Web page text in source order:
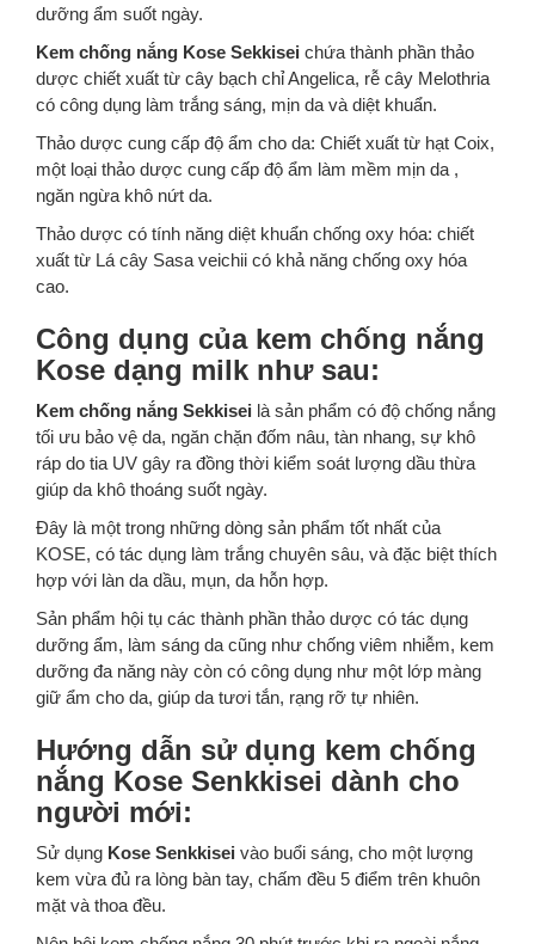
dưỡng ẩm suốt ngày.
Kem chống nắng Kose Sekkisei chứa thành phần thảo
dược chiết xuất từ cây bạch chỉ Angelica, rễ cây Melothria
có công dụng làm trắng sáng, mịn da và diệt khuẩn.
Thảo dược cung cấp độ ẩm cho da: Chiết xuất từ hạt Coix,
một loại thảo dược cung cấp độ ẩm làm mềm mịn da ,
ngăn ngừa khô nứt da.
Thảo dược có tính năng diệt khuẩn chống oxy hóa: chiết
xuất từ Lá cây Sasa veichii có khả năng chống oxy hóa
cao.
Công dụng của kem chống nắng
Kose dạng milk như sau:
Kem chống nắng Sekkisei là sản phẩm có độ chống nắng
tối ưu bảo vệ da, ngăn chặn đốm nâu, tàn nhang, sự khô
ráp do tia UV gây ra đồng thời kiểm soát lượng dầu thừa
giúp da khô thoáng suốt ngày.
Đây là một trong những dòng sản phẩm tốt nhất của
KOSE, có tác dụng làm trắng chuyên sâu, và đặc biệt thích
hợp với làn da dầu, mụn, da hỗn hợp.
Sản phẩm hội tụ các thành phần thảo dược có tác dụng
dưỡng ẩm, làm sáng da cũng như chống viêm nhiễm, kem
dưỡng đa năng này còn có công dụng như một lớp màng
giữ ẩm cho da, giúp da tươi tắn, rạng rỡ tự nhiên.
Hướng dẫn sử dụng kem chống
nắng Kose Senkkisei dành cho
người mới:
Sử dụng Kose Senkkisei vào buổi sáng, cho một lượng
kem vừa đủ ra lòng bàn tay, chấm đều 5 điểm trên khuôn
mặt và thoa đều.